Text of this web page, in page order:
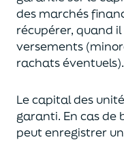
des marchés
récupérer, quand
versements (
rachats éventuels).
Le capital des
garanti. En casde
peut enregistrer